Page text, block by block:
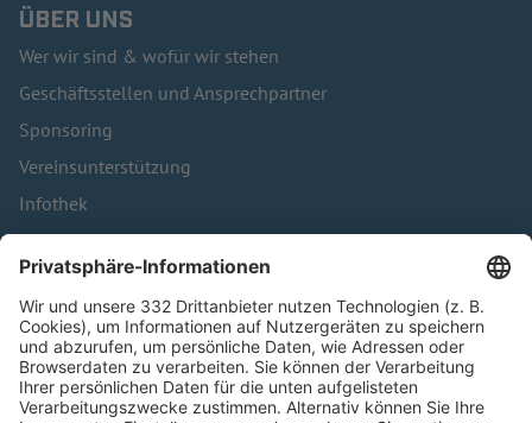
ÜBER UNS
Wer wir sind & wofür wir stehen
Geschäftsstellen und Ansprechpartner
Sponsoring
Vereinsunterstützung
Infothek
Kontakt
HÄUFIG BESUCHTE SEITEN
Pässe und Vereinswechsel
Trainerausbildung